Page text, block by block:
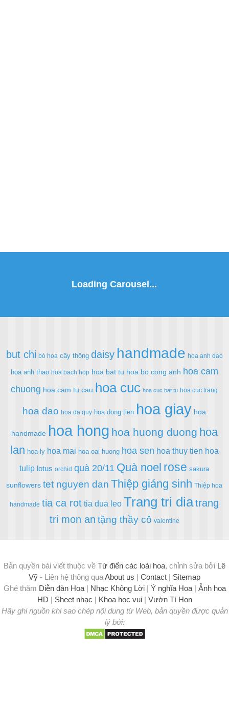
but chi bó hoa cây thông daisy handmade hoa anh dao
hoa anh thao hoa bach hop hoa bat tu hoa bo cong anh hoa cam
chuong hoa cam tu cau hoa cuc hoa cuc bat tu hoa cuc trang
hoa dao hoa da quy hoa dong tien hoa giay hoa
handmade hoa hong hoa huong duong hoa
lan hoa ly hoa mai hoa oai huong hoa sen hoa thuy tien hoa
tulip lotus orchid quà 20/11 Quà noel rose sakura
sunflowers tet nguyen dan Thiệp giáng sinh Thiệp hoa
handmade tia ca rot tia dua leo Trang tri diatrang
tri mon an tặng thầy cô valentine
Bản quyền bài viết thuộc về Từ điển các loài hoa, chỉnh sửa bởi Lê
Vỹ - Liên hệ thông quaAbout us | Contact | Sitemap
Ghé thăm Diễn đàn Hoa| Nhạc Không Lời| Ý nghĩa Hoa| Ảnh hoa
HD | Sheet nhạc | Khoa học vui| Vườn Tí Hon
Hãy ghi nguồn khi sao chép nội dung từ Web, bản quyền được quản
lý bởi: